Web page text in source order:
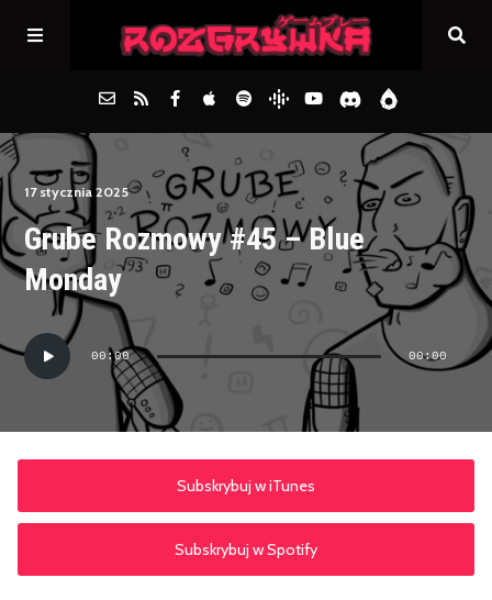
Główna
Archiwum
FAQs
Kontakt
17 stycznia 2025
Grube Rozmowy #45 – Blue
Monday
Odtwarzacz
plików
dźwiękowych
00:00 00:00
Subskrybuj w iTunes
Subskrybuj w Spotify